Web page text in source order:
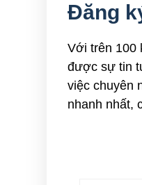
Đăng
Với trên 100
được sự tin
việc chuyên
nhanh nhất,